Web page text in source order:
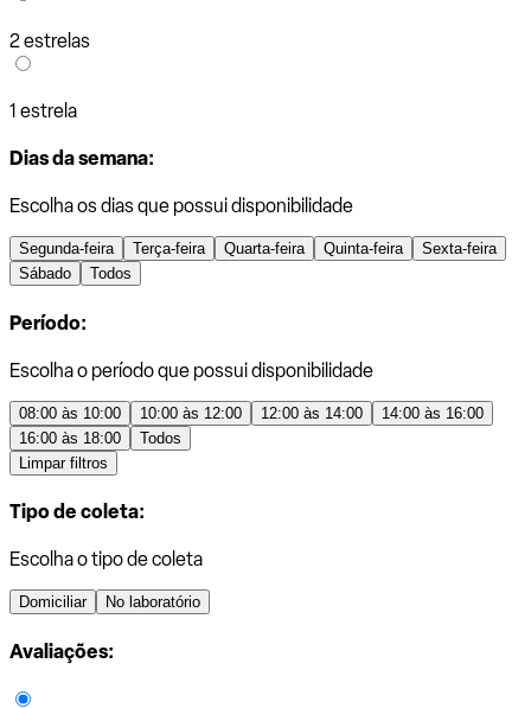
2 estrelas
1 estrela
Dias da semana:
Escolha os dias que possui disponibilidade
Segunda-feira Terça-feira Quarta-feira Quinta-feira
Sexta-feira
Sábado
Todos
Período:
Escolha o período que possui disponibilidade
08:00 às 10:00 10:00 às 12:00 12:00 às 14:00
14:00 às 16:00
16:00 às 18:00
Todos
Limpar filtros
Tipo de coleta:
Escolha o tipo de coleta
Domiciliar No laboratório
Avaliações: